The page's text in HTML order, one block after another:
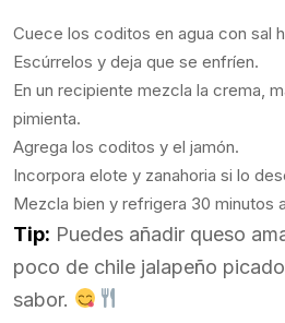
Cuece los coditos en agua con sal
Escúrrelos y deja que se enfríen.
En un recipiente mezcla la crema,
pimienta.
Agrega los coditos y el jamón.
Incorpora elote y zanahoria si lo
Mezcla bien y refrigera 30 minutos
Tip: Puedes añadir queso
poco de chile jalapeño
sabor.